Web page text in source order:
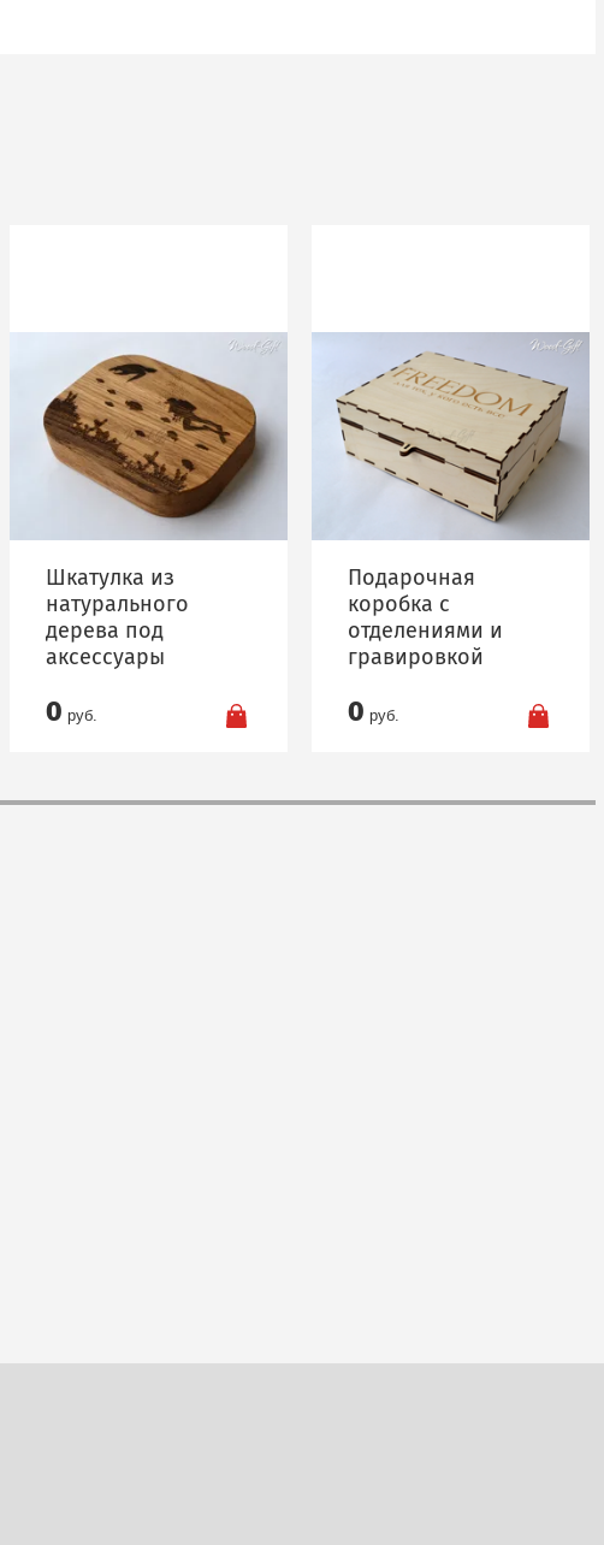
Шкатулка из
натурального
дерева под
аксессуары
0 руб.
Подарочная
коробка с
отделениями и
гравировкой
0 руб.